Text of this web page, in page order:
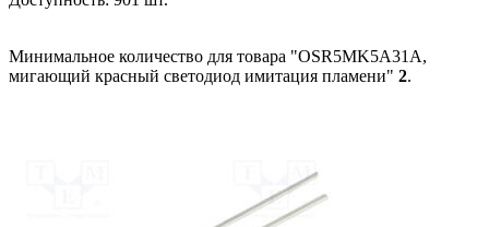
Минимальное количество для товара "OSR5MK5A31A,
мигающий красный светодиод имитация пламени" 2.